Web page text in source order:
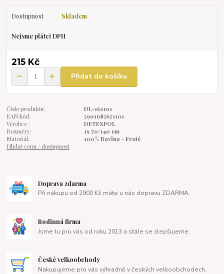
Dostupnost Skladem
Nejsme plátci DPH
215 Kč
Přidat do košíku
Číslo produktu:
DL-161101
EAN kód:
5901685671101
Výrobce :
DETEXPOL
Rozměry:
1x 70/140 cm
Materiál:
100% Bavlna - Froté
Hlídat cenu / dostupnost
Doprava zdarma
Při nákupu od 2900 Kč máte u nás dopravu ZDARMA.
Rodinná firma
Jsme tu pro vás od roku 2013 a stále se zlepšujeme.
České velkoobchody
Nakupujeme pro vás výhradně v českých velkoobchodech.